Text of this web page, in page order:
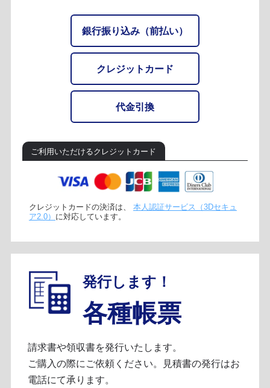
銀行振り込み（前払い）
クレジットカード
代金引換
ご利用いただけるクレジットカード
クレジットカードの決済は、 本人認証サービス（3Dセキュ
ア2.0） に対応しています。
発行します！
各種帳票
請求書や領収書を発行いたします。
ご購入の際にご依頼ください。見積書の発行はお
電話にて承ります。